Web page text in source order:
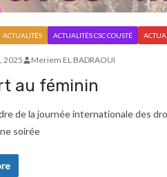
ACTUALITÉS ACTUALITÉS CSC COUSTÉ
2025 Meriem EL BADRAOUI
au féminin
de la journée internationale des
soirée